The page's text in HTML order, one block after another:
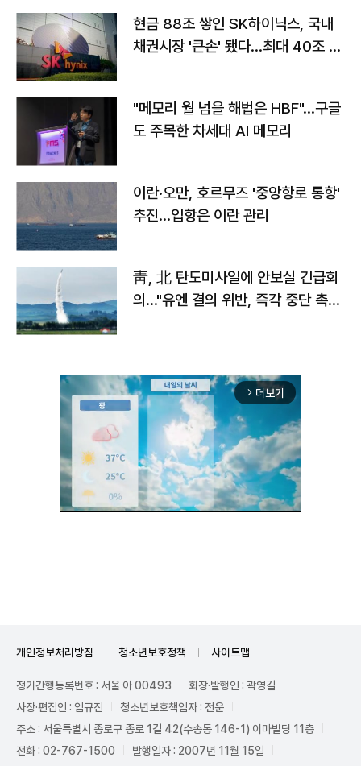
현금 88조 쌓인 SK하이닉스, 국내
채권시장 '큰손' 됐다…최대 40조 투
"메모리 월 넘을 해법은 HBF"…구글
도 주목한 차세대 AI 메모리
이란·오만, 호르무즈 '중앙항로 통항'
추진…입항은 이란 관리
靑, 北 탄도미사일에 안보실 긴급회
의…"유엔 결의 위반, 즉각 중단 촉
arrow_forward_ios 더보기
개인정보처리방침 청소년보호정책 사이트맵
정기간행등록번호 : 서울 아 00493
회장·발행인 : 곽영길
사장·편집인 : 임규진
청소년보호책임자 : 전운
주소 : 서울특별시 종로구 종로 1길 42(수송동 146-1) 이마빌딩 11층
전화 : 02-767-1500
발행일자 : 2007년 11월 15일